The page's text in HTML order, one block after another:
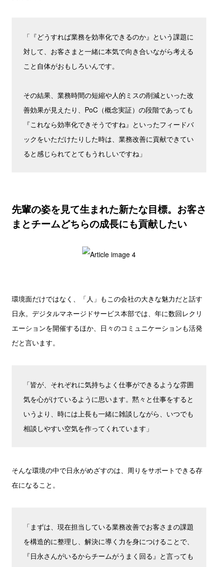
「『どうすれば業務を効率化できるのか』という課題に
対して、お客さまと一緒に本気で向き合いながら考える
こと自体がおもしろいんです。
その結果、業務時間の短縮や人的ミスの削減といった改
善効果が見えたり、PoC（概念実証）の段階であっても
『これなら効率化できそうですね』といったフィードバ
ックをいただけたりした時は、業務改善に貢献できてい
ると感じられてとてもうれしいですね」
先輩の姿を見て生まれた新たな目標。お客さ
まとチームどちらの成長にも貢献したい
環境面だけではなく、「人」もこの会社の大きな魅力だと話す
日永。デジタルマネージドサービス本部では、年に数回レクリ
エーションを開催するほか、日々のコミュニケーションも活発
だと言います。
「皆が、それぞれに気持ちよく仕事ができるような雰囲
気を心がけているように思います。黙々と仕事をすると
いうより、時には上長も一緒に雑談しながら、いつでも
相談しやすい空気を作ってくれています」
そんな環境の中で日永がめざすのは、周りをサポートできる存
在になること。
「まずは、現在担当している業務改善でお客さまの課題
を構造的に整理し、解決に導く力を身につけることで、
『日永さんがいるからチームがうまく回る』と言っても